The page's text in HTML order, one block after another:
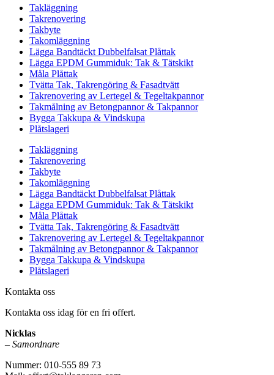
Takläggning
Takrenovering
Takbyte
Takomläggning
Lägga Bandtäckt Dubbelfalsat Plåttak
Lägga EPDM Gummiduk: Tak & Tätskikt
Måla Plåttak
Tvätta Tak, Takrengöring & Fasadtvätt
Takrenovering av Lertegel & Tegeltakpannor
Takmålning av Betongpannor & Takpannor
Bygga Takkupa & Vindskupa
Plåtslageri
Takläggning
Takrenovering
Takbyte
Takomläggning
Lägga Bandtäckt Dubbelfalsat Plåttak
Lägga EPDM Gummiduk: Tak & Tätskikt
Måla Plåttak
Tvätta Tak, Takrengöring & Fasadtvätt
Takrenovering av Lertegel & Tegeltakpannor
Takmålning av Betongpannor & Takpannor
Bygga Takkupa & Vindskupa
Plåtslageri
Kontakta oss
Kontakta oss idag för en fri offert.
Nicklas
– Samordnare
Nummer: 010-555 89 73